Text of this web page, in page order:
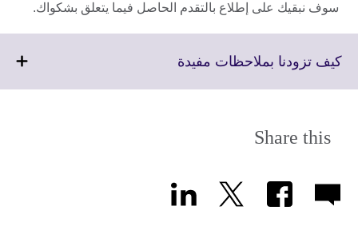
سوف نبقيك على إطلاع بالتقدم الحاصل فيما يتعلق بشكواك.
كيف تزودنا بملاحظات مفيدة
Share this